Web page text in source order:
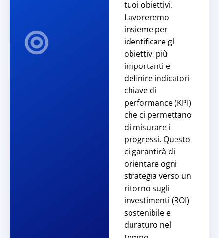
tuoi obiettivi.
Lavoreremo
insieme per
identificare gli
obiettivi più
importanti e
definire indicatori
chiave di
performance (KPI)
che ci permettano
di misurare i
progressi. Questo
ci garantirà di
orientare ogni
strategia verso un
ritorno sugli
investimenti (ROI)
sostenibile e
duraturo nel